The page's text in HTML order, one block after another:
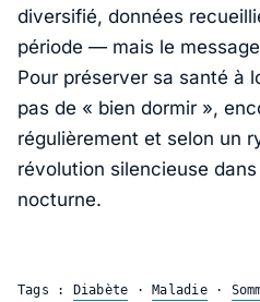
diversifié, données
période — mais le
Pour préserver sa santé à
pas de « bien dormir »,
régulièrement et selon un
révolution silencieuse
nocturne.
Tags : Diabète · Maladie·